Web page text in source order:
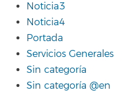
Noticia3
Noticia4
Portada
Servicios Generales
Sin categoría
Sin categoría @en